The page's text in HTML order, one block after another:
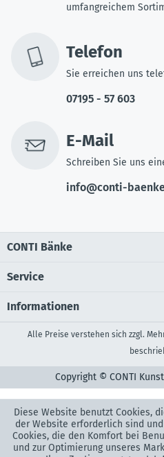
umfangreichem
Telefon
Sie erreichen uns
07195 - 57 603
E-Mail
Schreiben Sie uns
info@conti-
CONTI Bänke
Service
Informationen
Alle Preise verstehen sich zzgl.
Copyright © CONTI
Diese Website benutzt Cookies,
der Website erforderlich sind
Cookies, die den Komfort bei
und zur Optimierung unseres